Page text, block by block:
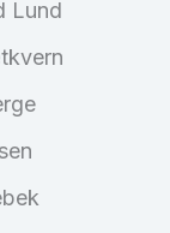
Lund